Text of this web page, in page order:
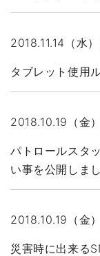
2018.11.14（水）
タブレット使用
2018.10.19（金）
パトロールスタ
い事を公開しまし
2018.10.19（金）
災害時に出来る